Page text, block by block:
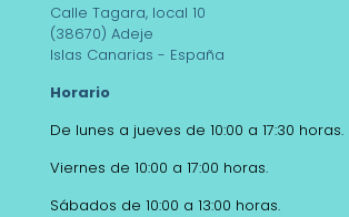
Calle Tagara, local 10
(38670) Adeje
Islas Canarias - España
Horario
De lunes a jueves de 10:00 a 17:30 horas.
Viernes de 10:00 a 17:00 horas.
Sábados de 10:00 a 13:00 horas.